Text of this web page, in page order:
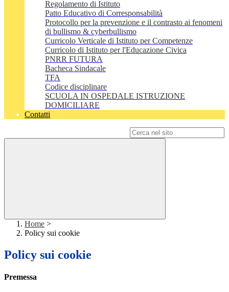
Regolamento di Istituto
Patto Educativo di Corresponsabilità
Protocollo per la prevenzione e il contrasto ai fenomeni
di bullismo & cyberbullismo
Curricolo Verticale di Istituto per Competenze
Curricolo di Istituto per l'Educazione Civica
PNRR FUTURA
Bacheca Sindacale
TFA
Codice disciplinare
SCUOLA IN OSPEDALE ISTRUZIONE
DOMICILIARE
Contatti
Home >
Policy sui cookie
Policy sui cookie
Premessa